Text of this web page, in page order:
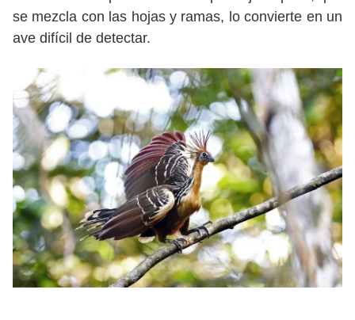
se mezcla con las hojas y ramas, lo convierte en un
ave difícil de detectar.